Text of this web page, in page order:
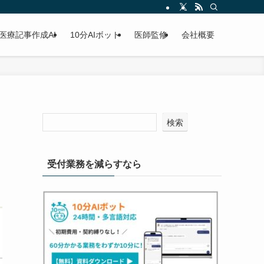
療記事作成AI 10分AIボット 医師監修 会社概要
検索
受付業務を減らすなら